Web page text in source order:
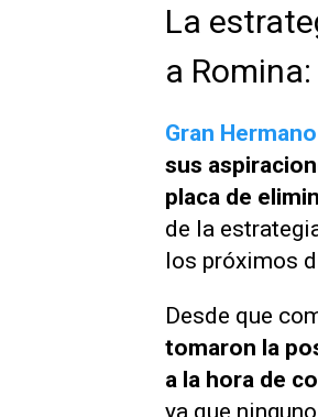
La
a
Gran Hermano
sus
placa de
de la
los próximos
Desde que
tomaron la
a la hora de
ya que